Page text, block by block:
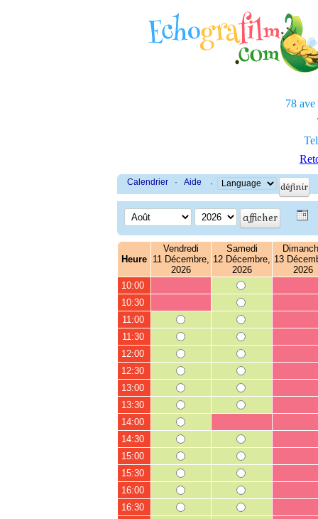
78 ave
Calendrier · Aide ·
Heure
Vendredi
11 Décembre,
2026
Samedi
12 Décembre,
2026
13
2026
10:00
10:30
11:00
11:30
12:00
12:30
13:00
13:30
14:00
14:30
15:00
15:30
16:00
16:30